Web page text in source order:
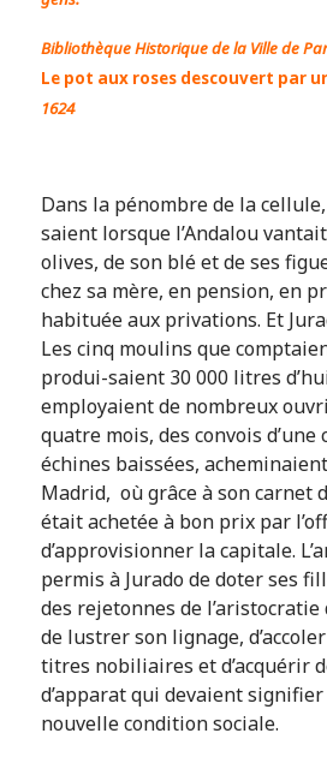
Bibliothèque Historique de la Ville de
Le pot aux roses descouvert par
1624
Dans la pénombre de la
saient lorsque l’Andalou
olives, de son blé et de ses
chez sa mère, en pension, en
habituée aux privations. Et
Les cinq moulins que
produi-saient 30 000 litres
employaient de nombreux
quatre mois, des convois
échines baissées,
Madrid, où grâce à son carnet
était achetée à bon prix par
d’approvisionner la capitale.
permis à Jurado de doter ses
des rejetonnes de
de lustrer son lignage,
titres nobiliaires et d’acquérir
d’apparat qui devaient
nouvelle condition sociale.